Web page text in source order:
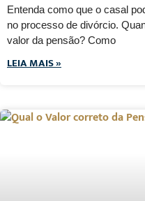
Entenda como que o casal
no processo de divórcio.
valor da pensão? Como
LEIA MAIS »